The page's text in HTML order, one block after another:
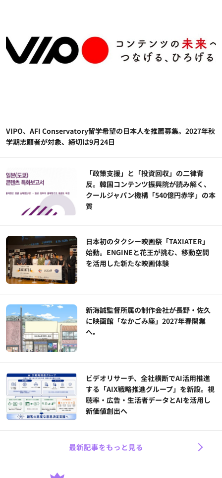
VIPO、AFI Conservatory留学希望の日本人を推薦募集。2027年秋
学期志願者が対象、締切は9月24日
「政策支援」と「投資回収」の二律背
反。韓国コンテンツ振興院が読み解く、
クールジャパン機構「540億円赤字」の本
質
日本初のタクシー映画祭「TAXIATER」
始動。ENGINEと花王が挑む、移動空間
を活用した新たな映画体験
新海誠監督所属の制作会社が長野・佐久
に映画館「なかごみ座」2027年春開業
へ。
ビデオリサーチ、全社横断でAI活用推進
する「AIX戦略推進グループ」を新設。視
聴率・広告・生活者データとAIを活用し
新価値創出へ
最新記事をもっと見る